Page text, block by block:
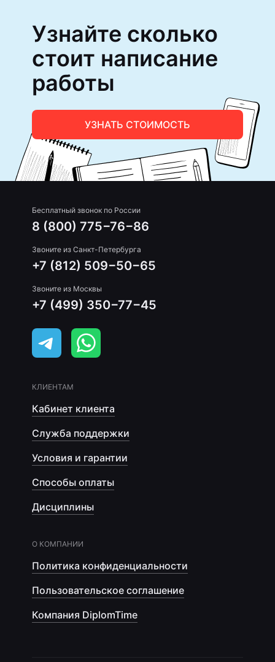
Узнайте сколько
стоит написание
работы
УЗНАТЬ СТОИМОСТЬ
Бесплатный звонок по России
8 (800) 775−76−86
Звоните из Санкт-Петербурга
+7 (812) 509−50−65
Звоните из Москвы
+7 (499) 350−77−45
КЛИЕНТАМ
Кабинет клиента
Служба поддержки
Условия и гарантии
Способы оплаты
Дисциплины
О КОМПАНИИ
Политика конфиденциальности
Пользовательское соглашение
Компания DiplomTime